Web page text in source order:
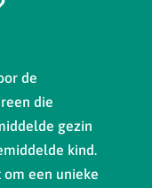
de
die
gezin
kind.
een unieke